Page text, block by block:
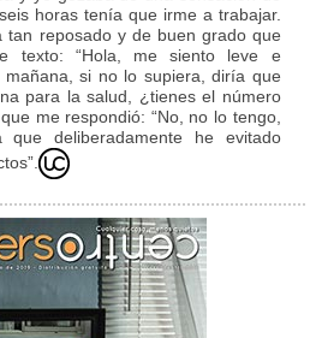
horas tenía que irme a trabajar.
tan reposado y de buen grado que
texto: “Hola, me siento leve e
mañana, si no lo supiera, diría que
para la salud, ¿tienes el número
me respondió: “No, no lo tengo,
deliberadamente he evitado